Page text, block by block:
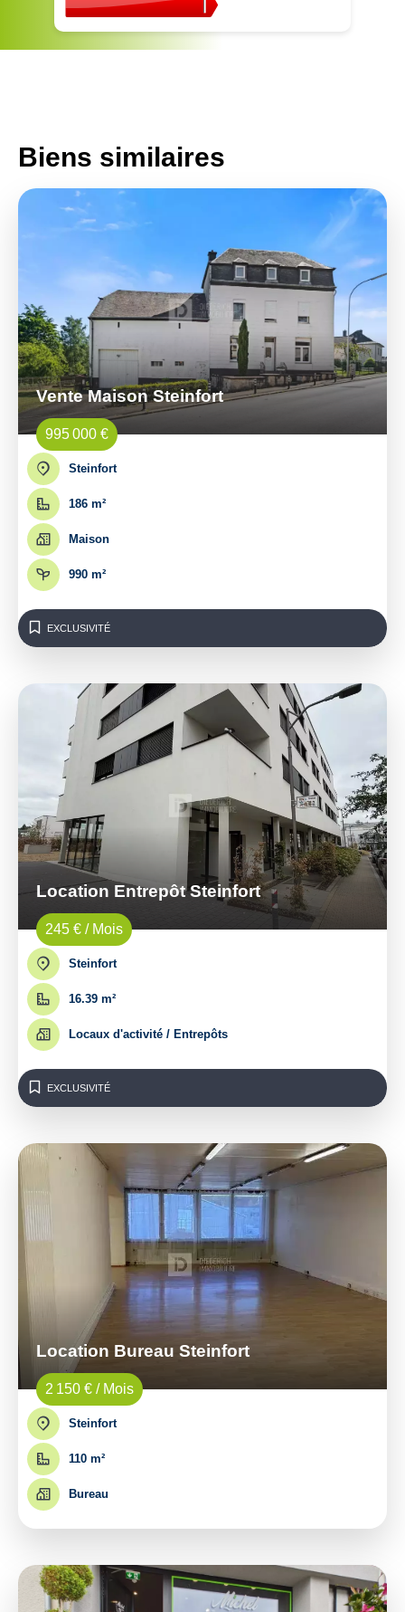
Biens similaires
Vente Maison Steinfort
995 000 €
Steinfort
186 m²
Maison
990 m²
EXCLUSIVITÉ
Location Entrepôt Steinfort
245 € / Mois
Steinfort
16.39 m²
Locaux d'activité / Entrepôts
EXCLUSIVITÉ
Location Bureau Steinfort
2 150 € / Mois
Steinfort
110 m²
Bureau